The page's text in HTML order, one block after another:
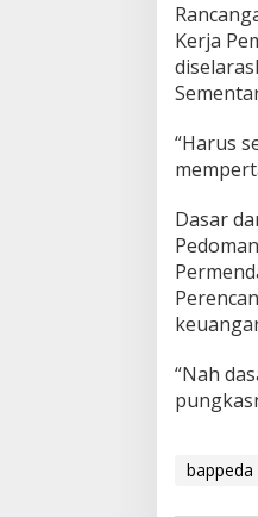
Kerja
“Harus
Dasar
“Nah